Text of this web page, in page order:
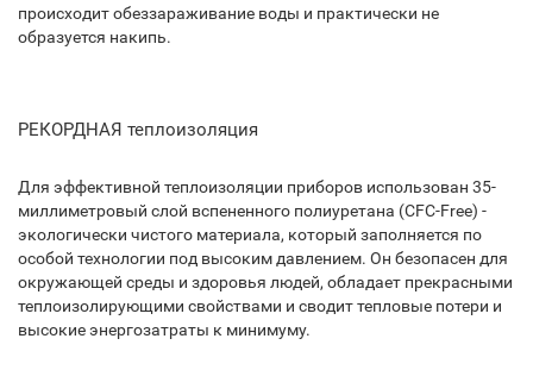
происходит обеззараживание воды и практически не
образуется накипь.
РЕКОРДНАЯ теплоизоляция
Для эффективной теплоизоляции приборов использован 35-
миллиметровый слой вспененного полиуретана (CFC-Free) -
экологически чистого материала, который заполняется по
особой технологии под высоким давлением. Он безопасен для
окружающей среды и здоровья людей, обладает прекрасными
теплоизолирующими свойствами и сводит тепловые потери и
высокие энергозатраты к минимуму.